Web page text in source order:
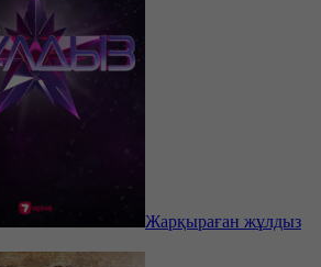
Жарқыраған жұлдыз